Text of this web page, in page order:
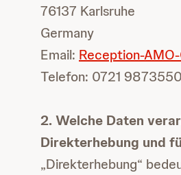
76137 Karlsruhe
Germany
Email: Reception-
Telefon: 0721
2. Welche Daten
Direkterhebung und
„Direkterhebung“